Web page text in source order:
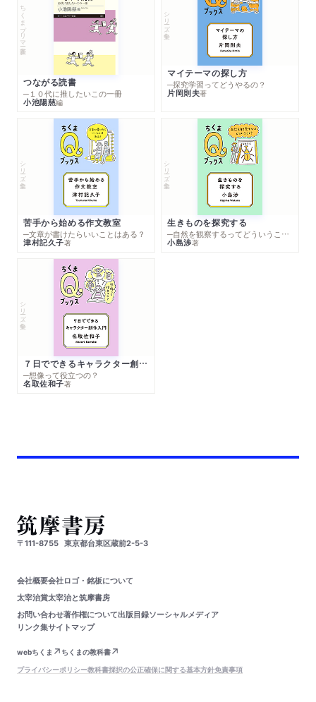
ちくまプリマー新書
つながる読書
─１０代に推したいこの一冊
小池陽慈編
シリーズ・全集
マイテーマの探し方
─探究学習ってどうやるの？
片岡則夫著
シリーズ・全集
苦手から始める作文教室
─文章が書けたらいいことはある？
津村記久子著
シリーズ・全集
生きものを探究する
─自然を観察するってどういうこと？
小島渉著
シリーズ・全集
７日でできるキャラクター創作入門
─想像って役立つの？
名取佐和子著
〒111-8755 東京都台東区蔵前2-5-3
会社概要会社ロゴ・銘板について
太宰治賞太宰治と筑摩書房
お問い合わせ著作権について出版目録ソーシャルメディア
リンク集サイトマップ
webちくま
ちくまの教科書
プライバシーポリシー教科書採択の公正確保に関する基本方針免責事項